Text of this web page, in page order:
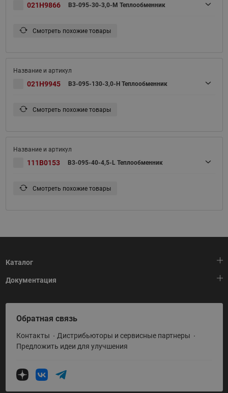
021H9866 B3-095-30-3,0-M Теплообменник
Смотреть похожие товары
021H9945 B3-095-130-3,0-H Теплообменник
Смотреть похожие товары
111B0153 B3-095-40-4,5-L Теплообменник
Смотреть похожие товары
Каталог
Тепловая автоматика
Холодильная техника
Приводная техника
Промышленная автоматика
Теплообменное оборудование
Насосное оборудование
Документация
HeatPlatform (Тепловая платформа)
Полезные программы и инструменты
Условия поставки
Обратная связь
Контакты
Дистрибьюторы и сервисные партнеры
Предложить идеи для улучшения